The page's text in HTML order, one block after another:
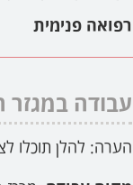
רפואה פנימית
עבודה במגזר
הערה: להלן תוכלו